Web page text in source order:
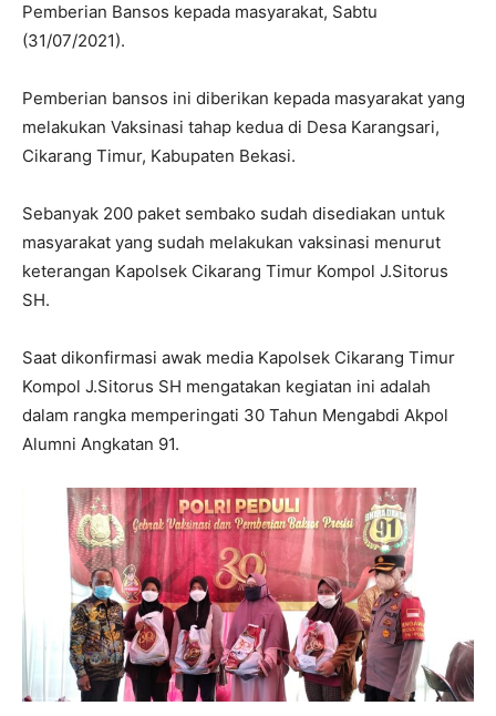
Pemberian Bansos kepada masyarakat, Sabtu
(31/07/2021).
Pemberian bansos ini diberikan kepada masyarakat yang
melakukan Vaksinasi tahap kedua di Desa Karangsari,
Cikarang Timur, Kabupaten Bekasi.
Sebanyak 200 paket sembako sudah disediakan untuk
masyarakat yang sudah melakukan vaksinasi menurut
keterangan Kapolsek Cikarang Timur Kompol J.Sitorus
SH.
Saat dikonfirmasi awak media Kapolsek Cikarang Timur
Kompol J.Sitorus SH mengatakan kegiatan ini adalah
dalam rangka memperingati 30 Tahun Mengabdi Akpol
Alumni Angkatan 91.